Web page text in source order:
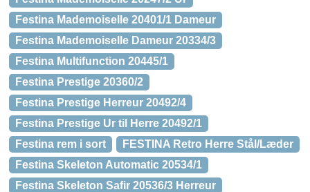
Festina Mademoiselle 20401/1 Dameur
Festina Mademoiselle Dameur 20334/3
Festina Multifunction 20445/1
Festina Prestige 20360/2
Festina Prestige Herreur 20492/4
Festina Prestige Ur til Herre 20492/1
Festina rem i sort
FESTINA Retro Herre Stål/Læder
Festina Skeleton Automatic 20534/1
Festina Skeleton Safir 20536/3 Herreur